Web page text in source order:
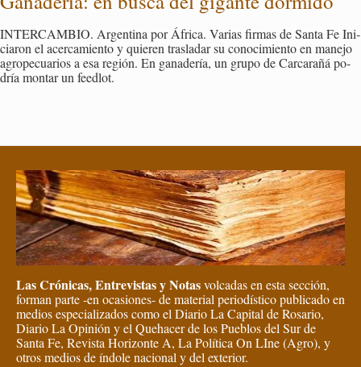
IN­TER­CAM­BIO. Ar­gen­ti­na por Áfri­ca. Va­rias fir­mas de Santa Fe Ini­
cia­ron el acer­ca­mien­to y quie­ren tras­la­dar su co­no­ci­mien­to en ma­ne­jo
agro­pe­cua­rios a esa re­gión. En ga­na­de­ría, un grupo de Car­ca­ra­ñá po­
dría mon­tar un feed­lot.
Las Crónicas, Entrevistas y Notasvolcadas en esta sección,
forman parte -en ocasiones- de material periodístico publicado en
medios especializados como el Diario La Capital de Rosario,
Diario La Opinión y el Quehacer de los Pueblos del Sur de
Santa Fe, Revista Horizonte A, La Política On LIne (Agro), y
otros medios de índole nacional y del exterior.